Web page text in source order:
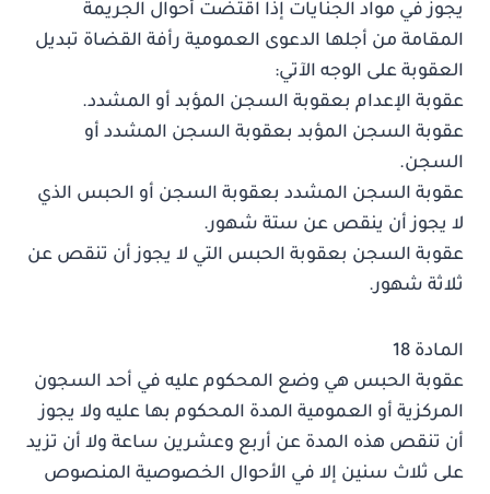
يجوز في مواد الجنايات إذا اقتضت أحوال الجريمة
المقامة من أجلها الدعوى العمومية رأفة القضاة تبديل
العقوبة على الوجه الآتي:
عقوبة الإعدام بعقوبة السجن المؤبد أو المشدد.
عقوبة السجن المؤبد بعقوبة السجن المشدد أو
السجن.
عقوبة السجن المشدد بعقوبة السجن أو الحبس الذي
لا يجوز أن ينقص عن ستة شهور.
عقوبة السجن بعقوبة الحبس التي لا يجوز أن تنقص عن
ثلاثة شهور.
المادة 18
عقوبة الحبس هي وضع المحكوم عليه في أحد السجون
المركزية أو العمومية المدة المحكوم بها عليه ولا يجوز
أن تنقص هذه المدة عن أربع وعشرين ساعة ولا أن تزيد
على ثلاث سنين إلا في الأحوال الخصوصية المنصوص